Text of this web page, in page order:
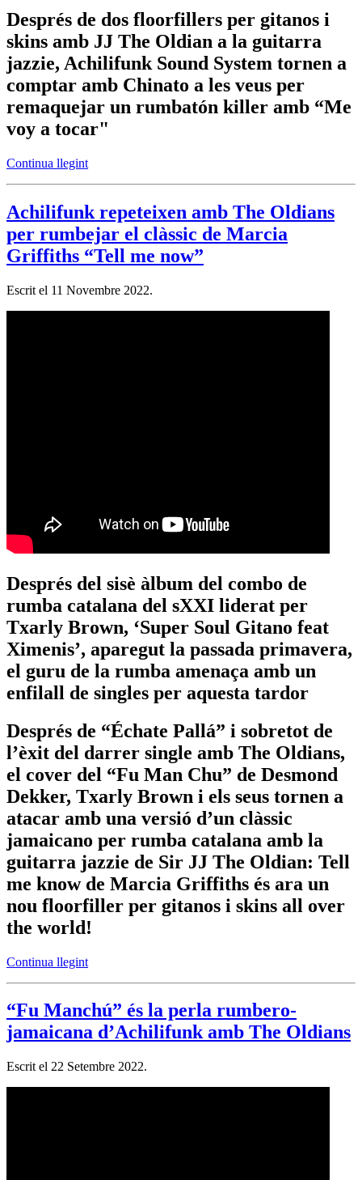
Després de dos floorfillers per gitanos i
skins amb JJ The Oldian a la guitarra
jazzie, Achilifunk Sound System tornen a
comptar amb Chinato a les veus per
remaquejar un rumbatón killer amb “Me
voy a tocar"
Continua llegint
Achilifunk repeteixen amb The Oldians
per rumbejar el clàssic de Marcia
Griffiths “Tell me now”
Escrit el 11 Novembre 2022.
Després del sisè àlbum del combo de
rumba catalana del sXXI liderat per
Txarly Brown, ‘Super Soul Gitano feat
Ximenis’, aparegut la passada primavera,
el guru de la rumba amenaça amb un
enfilall de singles per aquesta tardor
Després de “Échate Pallá” i sobretot de
l’èxit del darrer single amb The Oldians,
el cover del “Fu Man Chu” de Desmond
Dekker, Txarly Brown i els seus tornen a
atacar amb una versió d’un clàssic
jamaicano per rumba catalana amb la
guitarra jazzie de Sir JJ The Oldian: Tell
me know de Marcia Griffiths és ara un
nou floorfiller per gitanos i skins all over
the world!
Continua llegint
“Fu Manchú” és la perla rumbero-
jamaicana d’Achilifunk amb The Oldians
Escrit el 22 Setembre 2022.